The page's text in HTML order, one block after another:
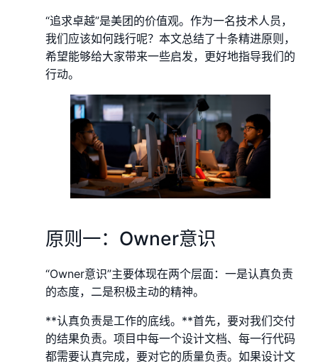
“追求卓越”是美团的价值观。作为一名技术人员，
我们应该如何践行呢？本文总结了十条精进原则，
希望能够给大家带来一些启发，更好地指导我们的
行动。
原则一：Owner意识
“Owner意识”主要体现在两个层面：一是认真负责
的态度，二是积极主动的精神。
**认真负责是工作的底线。**首先，要对我们交付
的结果负责。项目中每一个设计文档、每一行代码
都需要认真完成，要对它的质量负责。如果设计文